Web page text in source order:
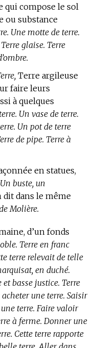
qui compose le sol
ou substance
Une motte de terre.
glaise. Terre
Terre argileuse
faire leurs
à quelques
Un vase de terre.
Un pot de terre
de pipe. Terre à
en statues,
Un buste, un
dit dans le même
Molière.
d’un fonds
Terre en franc
terre relevait de telle
en duché.
basse justice. Terre
acheter une terre. Saisir
terre. Faire valoir
à ferme. Donner une
Cette terre rapporte